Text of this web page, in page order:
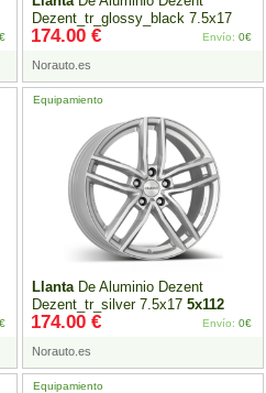
Dezent_tr_glossy_black 7.5x17
5x112Et52 Brillo Negro
Norauto.es
174.00 € Envío: 0€
LlantaDe Aluminio Dezent
Dezent_tr_silver 7.5x17 5x112
Et35 Plateado
Equipamiento
Norauto.es
174.00 € Envío: 0€
Equipamiento